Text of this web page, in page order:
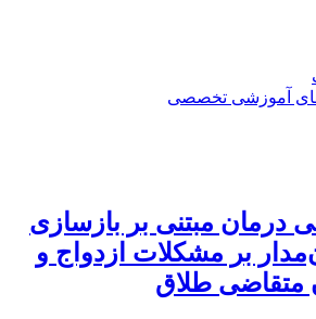
آموزشی تخصصی
درمان مبتنی بر بازسازی
بر مشکلات ازدواج و
طلاق